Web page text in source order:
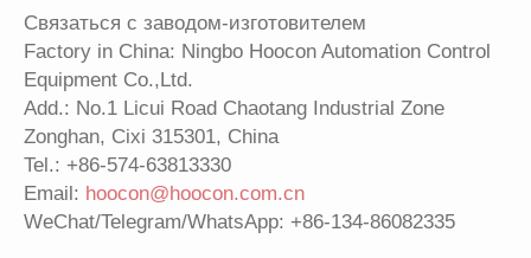
Связаться с заводом-изготовителем
Factory in China: Ningbo Hoocon Automation Control
Equipment Co.,Ltd.
Add.: No.1 Licui Road Chaotang Industrial Zone
Zonghan, Cixi 315301, China
Tel.: +86-574-63813330
Email: hoocon@hoocon.com.cn
WeChat/Telegram/WhatsApp: +86-134-86082335